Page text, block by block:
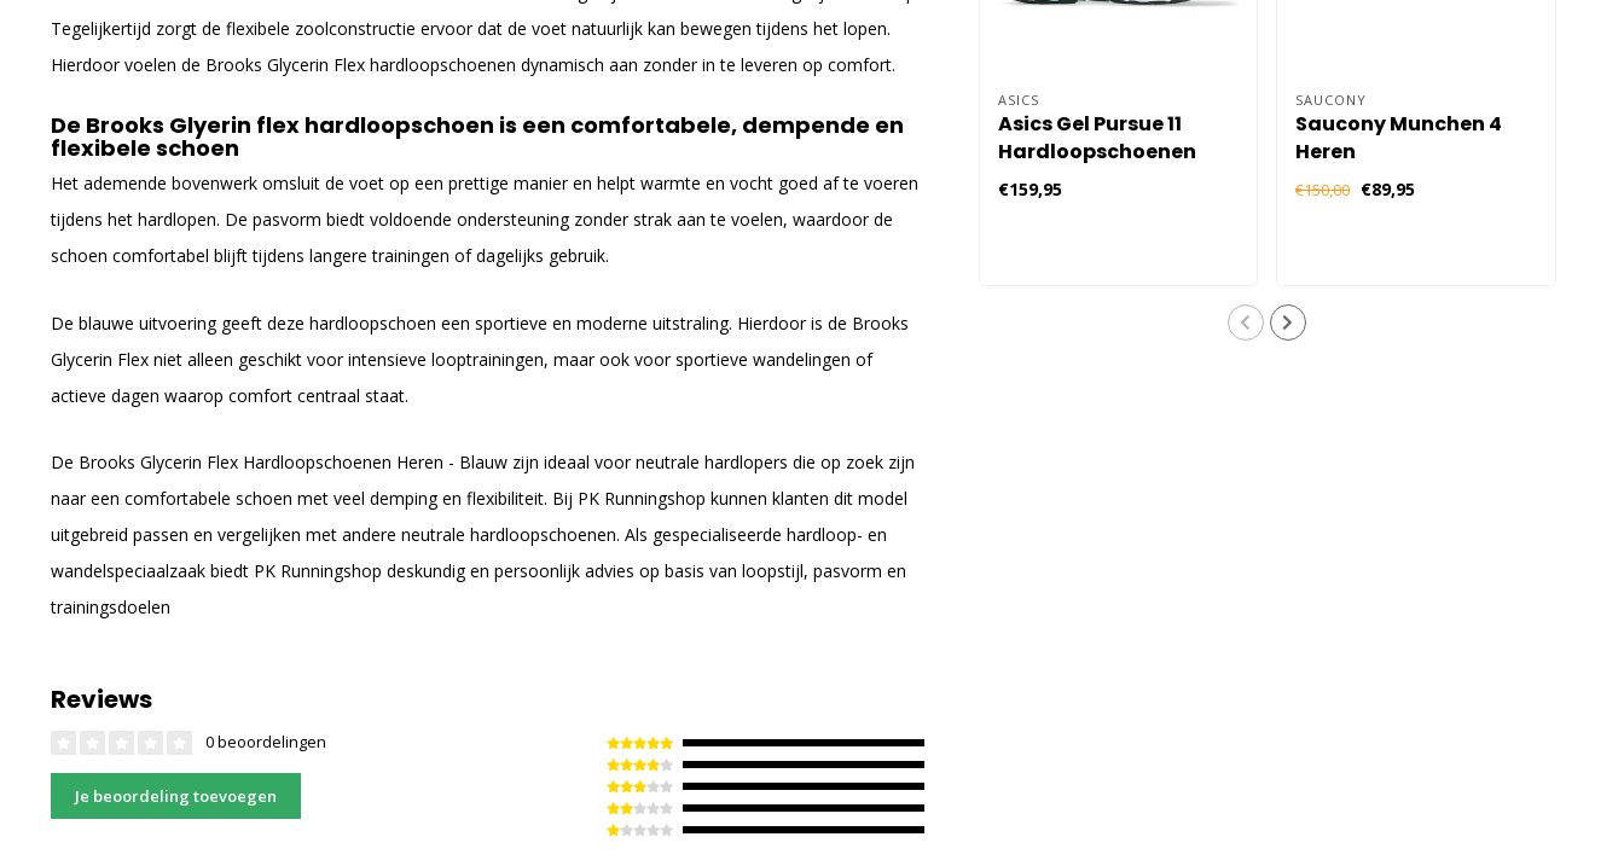
Tegelijkertijd zorgt de flexibele zoolconstructie ervoor dat de voet natuurlijk kan bewegen tijdens het lopen.
Hierdoor voelen de Brooks Glycerin Flex hardloopschoenen dynamisch aan zonder in te leveren op comfort.
De Brooks Glyerin flex hardloopschoen is een comfortabele, dempende en
flexibele schoen
Het ademende bovenwerk omsluit de voet op een prettige manier en helpt warmte en vocht goed af te voeren
tijdens het hardlopen. De pasvorm biedt voldoende ondersteuning zonder strak aan te voelen, waardoor de
schoen comfortabel blijft tijdens langere trainingen of dagelijks gebruik.
De blauwe uitvoering geeft deze hardloopschoen een sportieve en moderne uitstraling. Hierdoor is de Brooks
Glycerin Flex niet alleen geschikt voor intensieve looptrainingen, maar ook voor sportieve wandelingen of
actieve dagen waarop comfort centraal staat.
De Brooks Glycerin Flex Hardloopschoenen Heren - Blauw zijn ideaal voor neutrale hardlopers die op zoek zijn
naar een comfortabele schoen met veel demping en flexibiliteit. Bij PK Runningshop kunnen klanten dit model
uitgebreid passen en vergelijken met andere neutrale hardloopschoenen. Als gespecialiseerde hardloop- en
wandelspeciaalzaak biedt PK Runningshop deskundig en persoonlijk advies op basis van loopstijl, pasvorm en
trainingsdoelen
Reviews
0 beoordelingen
Je beoordeling toevoegen
ASICS
Asics Gel Pursue 11
Hardloopschoenen
Heren - Blauw
€159,95
SAUCONY
Saucony Munchen 4
Heren
€150,00 €89,95